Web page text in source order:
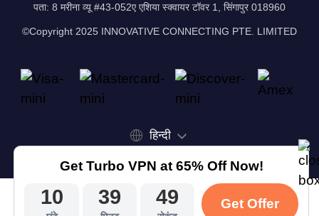
पता: 8 मरीना व्यू #43-052ए एशिया स्क्वायर टॉवर 1, सिंगापुर 018960
©Copyright 2025 INNOVATIVE CONNECTING PTE. LIMITED
हिन्दी
Get Turbo VPN at 65% Off Now!
10 39 48 Get Offer